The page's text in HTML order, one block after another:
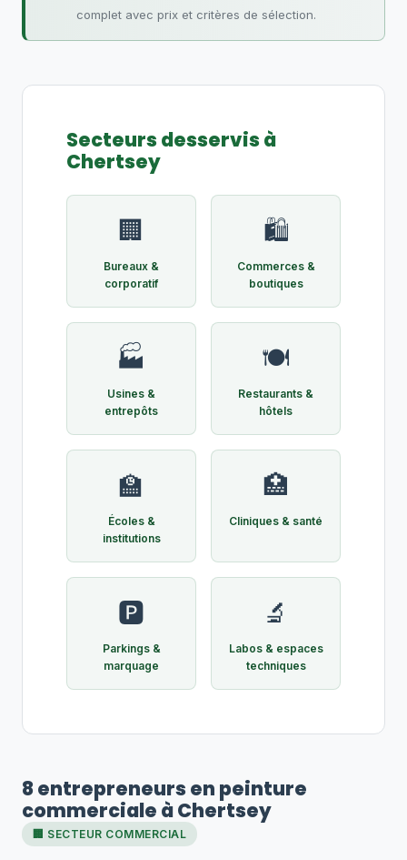
complet avec prix et critères de sélection.
Secteurs desservis à
Chertsey
🏢
Bureaux &
corporatif
🛍️
Commerces &
boutiques
🏭
Usines &
entrepôts
🍽️
Restaurants &
hôtels
🏫
Écoles &
institutions
🏥
Cliniques & santé
🅿️
Parkings &
marquage
🔬
Labos & espaces
techniques
8 entrepreneurs en peinture
commerciale à Chertsey
🏢 SECTEUR COMMERCIAL